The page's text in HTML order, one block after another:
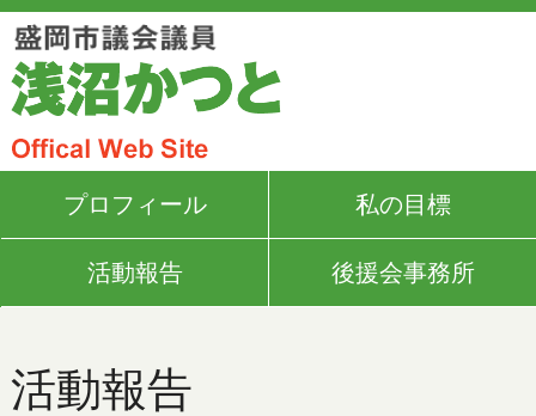
プロフィール 私の目標
活動報告 後援会事務所
活動報告